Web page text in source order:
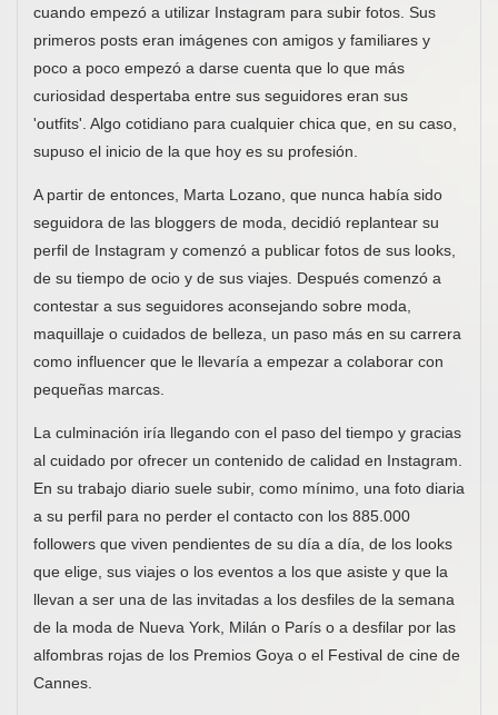
cuando empezó a utilizar Instagram para subir fotos. Sus
primeros posts eran imágenes con amigos y familiares y
poco a poco empezó a darse cuenta que lo que más
curiosidad despertaba entre sus seguidores eran sus
'outfits'. Algo cotidiano para cualquier chica que, en su caso,
supuso el inicio de la que hoy es su profesión.
A partir de entonces, Marta Lozano, que nunca había sido
seguidora de las bloggers de moda, decidió replantear su
perfil de Instagram y comenzó a publicar fotos de sus looks,
de su tiempo de ocio y de sus viajes. Después comenzó a
contestar a sus seguidores aconsejando sobre moda,
maquillaje o cuidados de belleza, un paso más en su carrera
como influencer que le llevaría a empezar a colaborar con
pequeñas marcas.
La culminación iría llegando con el paso del tiempo y gracias
al cuidado por ofrecer un contenido de calidad en Instagram.
En su trabajo diario suele subir, como mínimo, una foto diaria
a su perfil para no perder el contacto con los 885.000
followers que viven pendientes de su día a día, de los looks
que elige, sus viajes o los eventos a los que asiste y que la
llevan a ser una de las invitadas a los desfiles de la semana
de la moda de Nueva York, Milán o París o a desfilar por las
alfombras rojas de los Premios Goya o el Festival de cine de
Cannes.